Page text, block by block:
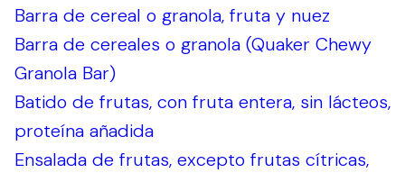
Barra de cereal o granola, fruta y nuez
Barra de cereales o granola (Quaker Chewy
Granola Bar)
Batido de frutas, con fruta entera, sin lácteos,
proteína añadida
Ensalada de frutas, excepto frutas cítricas,